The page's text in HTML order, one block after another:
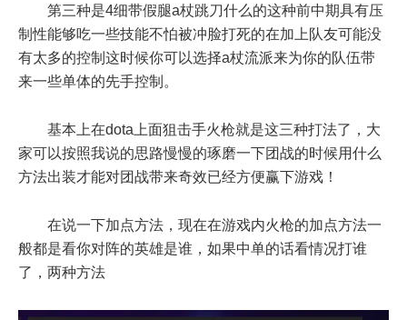
第三种是4细带假腿a杖跳刀什么的这种前中期具有压
制性能够吃一些技能不怕被冲脸打死的在加上队友可能没
有太多的控制这时候你可以选择a杖流派来为你的队伍带
来一些单体的先手控制。
基本上在dota上面狙击手火枪就是这三种打法了，大
家可以按照我说的思路慢慢的琢磨一下团战的时候用什么
方法出装才能对团战带来奇效已经方便赢下游戏！
在说一下加点方法，现在在游戏内火枪的加点方法一
般都是看你对阵的英雄是谁，如果中单的话看情况打谁
了，两种方法